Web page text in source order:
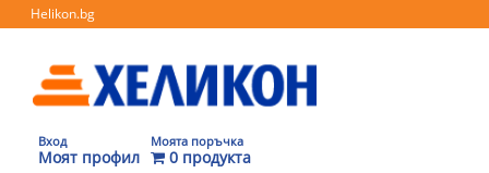
Helikon.bg
Вход
Моят профил
Моята поръчка
0 продукта